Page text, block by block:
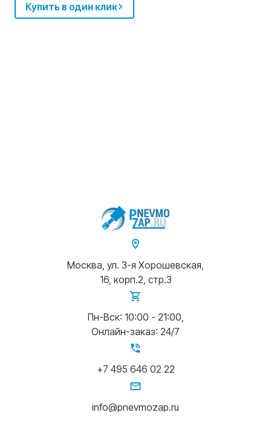
Купить в один клик
Москва, ул. 3-я Хорошевская,
16, корп.2, стр.3
Пн-Вск: 10:00 - 21:00,
Онлайн-заказ: 24/7
+7 495 646 02 22
info@pnevmozap.ru